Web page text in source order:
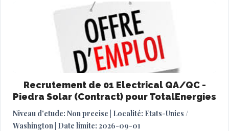
Recrutement de 01 Electrical QA/QC -
Piedra Solar (Contract) pour TotalEnergies
Niveau d'etude: Non precise | Localité: Etats-Unies /
Washington | Date limite: 2026-09-01